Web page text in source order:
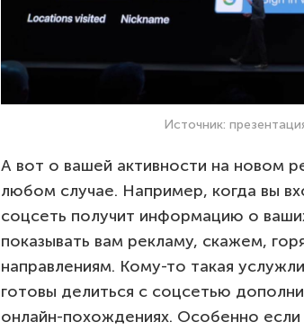
Источник:
А вот о вашей активности на новом
любом случае. Например, когда вы
соцсеть получит информацию о
показывать вам рекламу, скажем,
направлениям. Кому-то такая
готовы делиться с соцсетью
онлайн-похождениях. Особенно